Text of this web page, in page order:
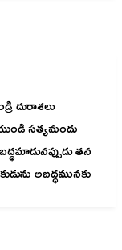
దురాశలు
సత్యమందు
తన
అబద్ధమునకు